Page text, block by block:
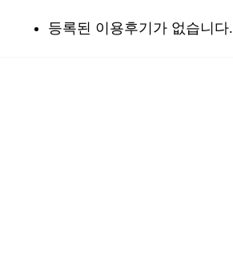
등록된 이용후기가 없습니다.